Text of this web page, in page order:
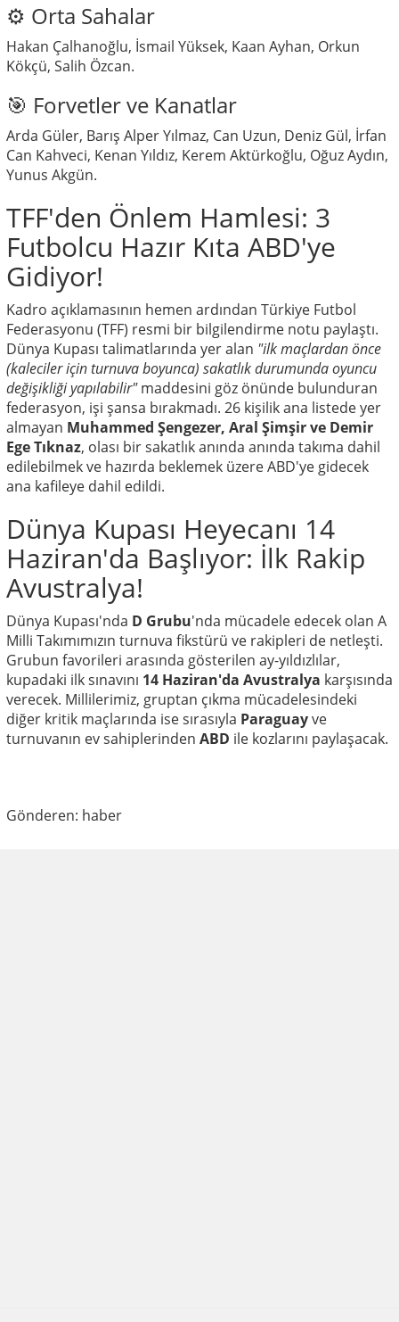
⚙️ Orta Sahalar
Hakan Çalhanoğlu, İsmail Yüksek, Kaan Ayhan, Orkun
Kökçü, Salih Özcan.
🎯 Forvetler ve Kanatlar
Arda Güler, Barış Alper Yılmaz, Can Uzun, Deniz Gül, İrfan
Can Kahveci, Kenan Yıldız, Kerem Aktürkoğlu, Oğuz Aydın,
Yunus Akgün.
TFF'den Önlem Hamlesi: 3
Futbolcu Hazır Kıta ABD'ye
Gidiyor!
Kadro açıklamasının hemen ardından Türkiye Futbol
Federasyonu (TFF) resmi bir bilgilendirme notu paylaştı.
Dünya Kupası talimatlarında yer alan "ilk maçlardan önce
(kaleciler için turnuva boyunca) sakatlık durumunda oyuncu
değişikliği yapılabilir"maddesini göz önünde bulunduran
federasyon, işi şansa bırakmadı. 26 kişilik ana listede yer
almayan Muhammed Şengezer, Aral Şimşir ve Demir
Ege Tıknaz, olası bir sakatlık anında anında takıma dahil
edilebilmek ve hazırda beklemek üzere ABD'ye gidecek
ana kafileye dahil edildi.
Dünya Kupası Heyecanı 14
Haziran'da Başlıyor: İlk Rakip
Avustralya!
Dünya Kupası'nda D Grubu'nda mücadele edecek olan A
Milli Takımımızın turnuva fikstürü ve rakipleri de netleşti.
Grubun favorileri arasında gösterilen ay-yıldızlılar,
kupadaki ilk sınavını 14 Haziran'da Avustralya karşısında
verecek. Millilerimiz, gruptan çıkma mücadelesindeki
diğer kritik maçlarında ise sırasıyla Paraguayve
turnuvanın ev sahiplerinden ABD ile kozlarını paylaşacak.
Gönderen: haber